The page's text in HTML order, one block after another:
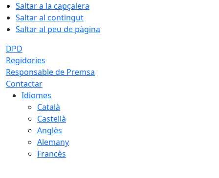
Saltar a la capçalera
Saltar al contingut
Saltar al peu de pàgina
DPD
Regidories
Responsable de Premsa
Contactar
Idiomes
Català
Castellà
Anglès
Alemany
Francès